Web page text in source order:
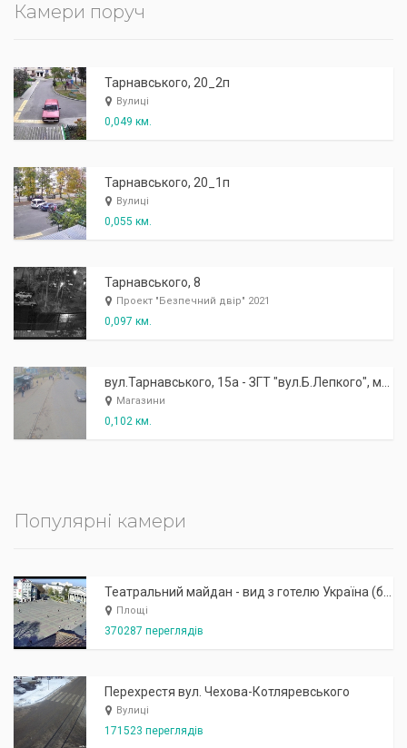
Камери поруч
Тарнавського, 20_2п
Вулиці
0,049 км.
Тарнавського, 20_1п
Вулиці
0,055 км.
Тарнавського, 8
Проект "Безпечний двір" 2021
0,097 км.
Магазини
0,102 км.
Популярні камери
Площі
370287 переглядів
Перехрестя вул. Чехова-Котляревського
Вулиці
171523 переглядів